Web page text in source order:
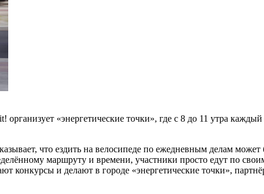
«энергетические точки», где с 8 до 11 утра
что ездить на велосипеде по ежедневным делам может
маршруту и времени, участники просто едут по
конкурсы и делают в городе «энергетические точки»,